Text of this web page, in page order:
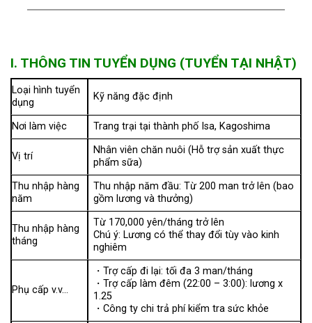
I. THÔNG TIN TUYỂN DỤNG (TUYỂN TẠI NHẬT)
Loại hình tuyển
dụng
Kỹ năng đặc định
Nơi làm việc Trang trại tại thành phố Isa, Kagoshima
Vị trí
Nhân viên chăn nuôi (Hỗ trợ sản xuất thực
phẩm sữa)
Thu nhập hàng
năm
Thu nhập năm đầu: Từ 200 man trở lên (bao
gồm lương và thưởng)
Thu nhập hàng
tháng
Từ 170,000 yên/tháng trở lên
Chú ý: Lương có thể thay đổi tùy vào kinh
nghiêm
Phụ cấp v.v…
・Trợ cấp đi lại: tối đa 3 man/tháng
・Trợ cấp làm đêm (22:00 – 3:00): lương x
1.25
・Công ty chi trả phí kiểm tra sức khỏe